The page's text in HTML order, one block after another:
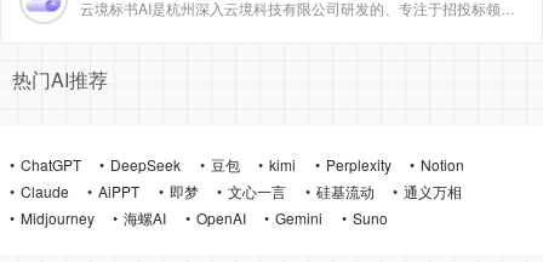
热门AI推荐
ChatGPT DeepSeek 豆包 kimi Perplexity
Notion
Claude
AiPPT 即梦 文心一言 硅基流动
通义万相
Midjourney
海螺AI OpenAI Gemini Suno